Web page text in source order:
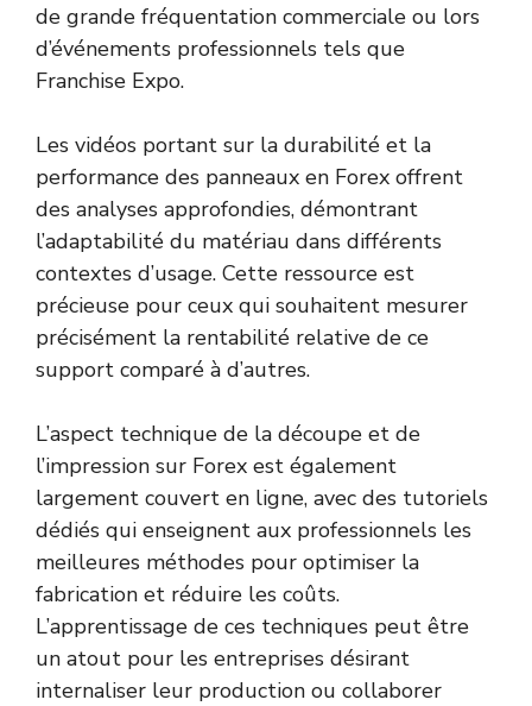
de grande fréquentation commerciale ou lors
d’événements professionnels tels que
Franchise Expo.
Les vidéos portant sur la durabilité et la
performance des panneaux en Forex offrent
des analyses approfondies, démontrant
l’adaptabilité du matériau dans différents
contextes d’usage. Cette ressource est
précieuse pour ceux qui souhaitent mesurer
précisément la rentabilité relative de ce
support comparé à d’autres.
L’aspect technique de la découpe et de
l’impression sur Forex est également
largement couvert en ligne, avec des tutoriels
dédiés qui enseignent aux professionnels les
meilleures méthodes pour optimiser la
fabrication et réduire les coûts.
L’apprentissage de ces techniques peut être
un atout pour les entreprises désirant
internaliser leur production ou collaborer